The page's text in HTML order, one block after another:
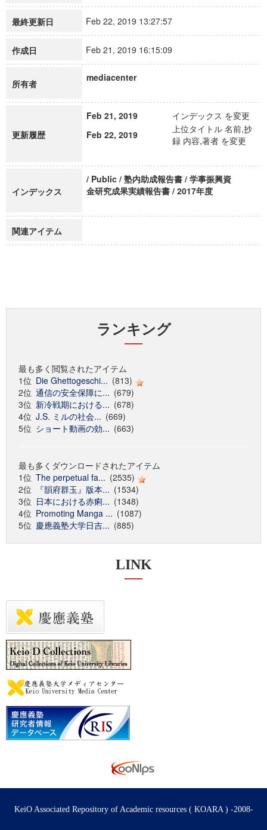
最終更新日 Feb 22, 2019 13:27:57
作成日 Feb 21, 2019 16:15:09
所有者
mediacenter
更新履歴
Feb 21, 2019
インデックス を変更
Feb 22, 2019
上位タイトル 名前,抄
録 内容,著者 を変更
インデックス
/ Public / 塾内助成報告書 / 学事振興資
金研究成果実績報告書 / 2017年度
関連アイテム
ランキング
最も多く閲覧されたアイテム
1位 Die Ghettogeschi... (813)
2位 通信の安全保障に... (679)
3位 新冷戦期における... (678)
4位 J.S. ミルの社会... (669)
5位 ショート動画の効... (663)
最も多くダウンロードされたアイテム
1位 The perpetual fa... (2535)
2位
『韻府群玉』版本... (1534)
3位 日本における赤痢... (1348)
4位 Promoting Manga ... (1087)
5位 慶應義塾大学日吉... (885)
LINK
KeiO Associated Repository of Academic resources ( KOARA ) -2008-